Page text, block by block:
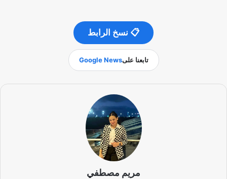
📋 نسخ الرابط
تابعنا علىGoogle News
مريم مصطفي